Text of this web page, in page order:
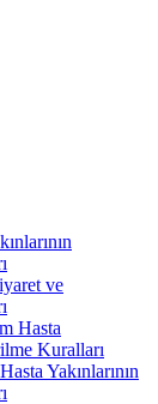
ve
Hasta
Kuralları
Yakınlarının